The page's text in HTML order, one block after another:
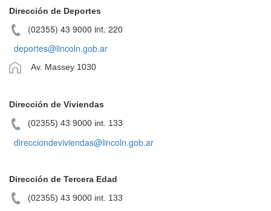
Dirección de Deportes
(02355) 43 9000 int. 220
deportes@lincoln.gob.ar
Av. Massey 1030
Dirección de Viviendas
(02355) 43 9000 int. 133
direcciondeviviendas@lincoln.gob.ar
Dirección de Tercera Edad
(02355) 43 9000 int. 133